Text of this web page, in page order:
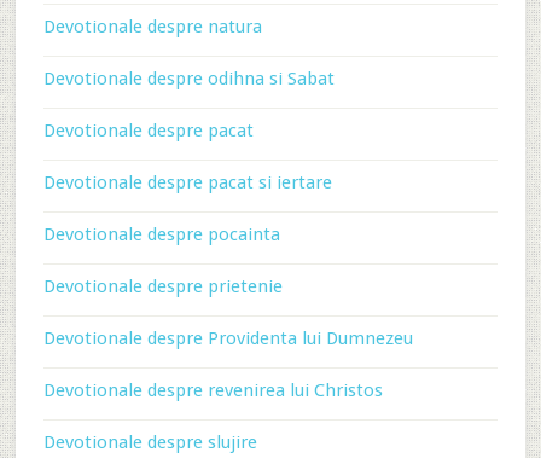
Devotionale despre natura
Devotionale despre odihna si Sabat
Devotionale despre pacat
Devotionale despre pacat si iertare
Devotionale despre pocainta
Devotionale despre prietenie
Devotionale despre Providenta lui Dumnezeu
Devotionale despre revenirea lui Christos
Devotionale despre slujire